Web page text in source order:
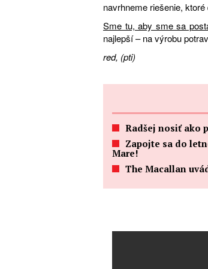
navrhneme riešenie,
Sme tu, aby sme sa
najlepší – na výrobu
red, (pti)
Radšej nosiť ako
Zapojte sa do
Mare!
The Macallan